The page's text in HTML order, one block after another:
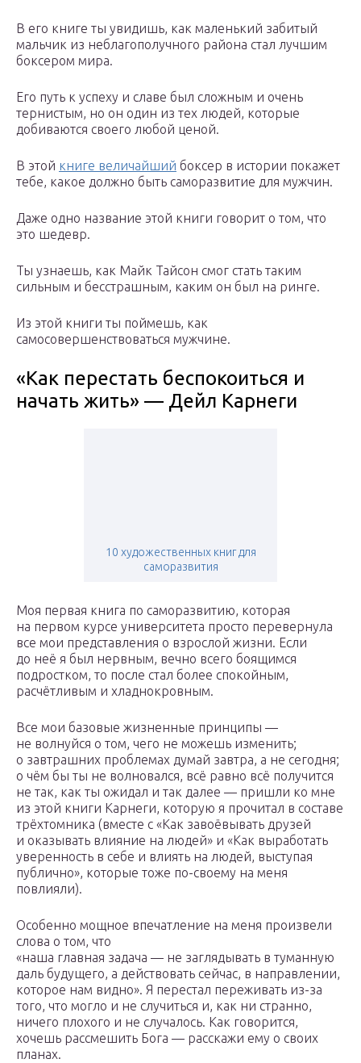
В его книге ты увидишь, как маленький забитый
мальчик из неблагополучного района стал лучшим
боксером мира.
Его путь к успеху и славе был сложным и очень
тернистым, но он один из тех людей, которые
добиваются своего любой ценой.
В этой книге величайший боксер в истории покажет
тебе, какое должно быть саморазвитие для мужчин.
Даже одно название этой книги говорит о том, что
это шедевр.
Ты узнаешь, как Майк Тайсон смог стать таким
сильным и бесстрашным, каким он был на ринге.
Из этой книги ты поймешь, как
самосовершенствоваться мужчине.
«Как перестать беспокоиться и
начать жить» — Дейл Карнеги
10 художественных книг для
саморазвития
Моя первая книга по саморазвитию, которая
на первом курсе университета просто перевернула
все мои представления о взрослой жизни. Если
до неё я был нервным, вечно всего боящимся
подростком, то после стал более спокойным,
расчётливым и хладнокровным.
Все мои базовые жизненные принципы —
не волнуйся о том, чего не можешь изменить;
о завтрашних проблемах думай завтра, а не сегодня;
о чём бы ты не волновался, всё равно всё получится
не так, как ты ожидал и так далее — пришли ко мне
из этой книги Карнеги, которую я прочитал в составе
трёхтомника (вместе с «Как завоёвывать друзей
и оказывать влияние на людей» и «Как выработать
уверенность в себе и влиять на людей, выступая
публично», которые тоже по-своему на меня
повлияли).
Особенно мощное впечатление на меня произвели
слова о том, что
«наша главная задача — не заглядывать в туманную
даль будущего, а действовать сейчас, в направлении,
которое нам видно». Я перестал переживать из-за
того, что могло и не случиться и, как ни странно,
ничего плохого и не случалось. Как говорится,
хочешь рассмешить Бога — расскажи ему о своих
планах.